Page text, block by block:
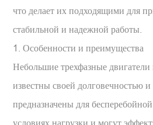
что делает их подходящими для
стабильной и надежной работы.
1. Особенности и преимущества
Небольшие трехфазные двигатели
известны своей долговечностью
предназначены для
условиях нагрузки и могут